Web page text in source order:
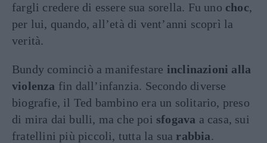
fargli credere di essere sua sorella. Fu uno choc,
per lui, quando, all’età di vent’anni scoprì la
verità.
Bundy cominciò a manifestare inclinazioni alla
violenza fin dall’infanzia. Secondo diverse
biografie, il Ted bambino era un solitario, preso
di mira dai bulli, ma che poi sfogava a casa, sui
fratellini più piccoli, tutta la sua rabbia.